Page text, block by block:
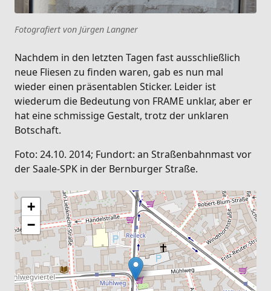
Fotografiert von Jürgen Langner
Nachdem in den letzten Tagen fast ausschließlich
neue Fliesen zu finden waren, gab es nun mal
wieder einen präsentablen Sticker. Leider ist
wiederum die Bedeutung von FRAME unklar, aber er
hat eine schmissige Gestalt, trotz der unklaren
Botschaft.
Foto: 24.10. 2014; Fundort: an Straßenbahnmast vor
der Saale-SPK in der Bernburger Straße.
+
−